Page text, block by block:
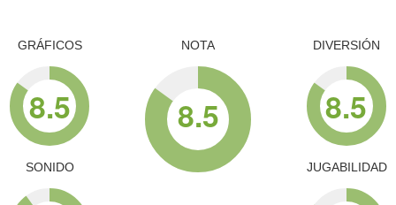
GRÁFICOS
8.5
SONIDO
NOTA
8.5
DIVERSIÓN
8.5
JUGABILIDAD